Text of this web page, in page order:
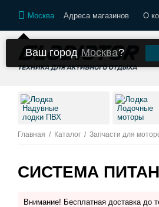
Москва Адреса магазинов О
Ваш городМосква?
Надувные
лодки ПВХ
Лодочные
моторы
Главная / Каталог / Запчасти для
СИСТЕМА
Внимание! Бесплатная доставка до